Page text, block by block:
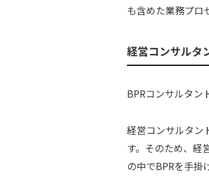
も含めた業務プロ
経営コンサルタ
BPRコンサルタン
経営コンサルタン
す。そのため、経
の中でBPRを手掛